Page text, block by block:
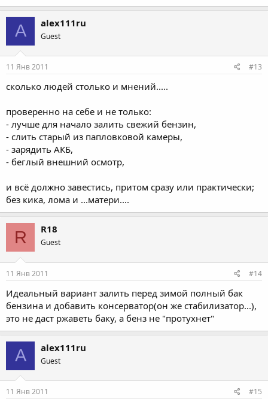
A alex111ru
Guest
11 Янв 2011 #13
сколько людей столько и мнений.....
проверенно на себе и не только:
- лучше для начало залить свежий бензин,
- слить старый из папловковой камеры,
- зарядить АКБ,
- беглый внешний осмотр,
и всё должно завестись, притом сразу или практически;
без кика, лома и ...матери....
R R18
Guest
11 Янв 2011 #14
Идеальный вариант залить перед зимой полный бак
бензина и добавить консерватор(он же стабилизатор...),
это не даст ржаветь баку, а бенз не "протухнет"
A alex111ru
Guest
11 Янв 2011 #15